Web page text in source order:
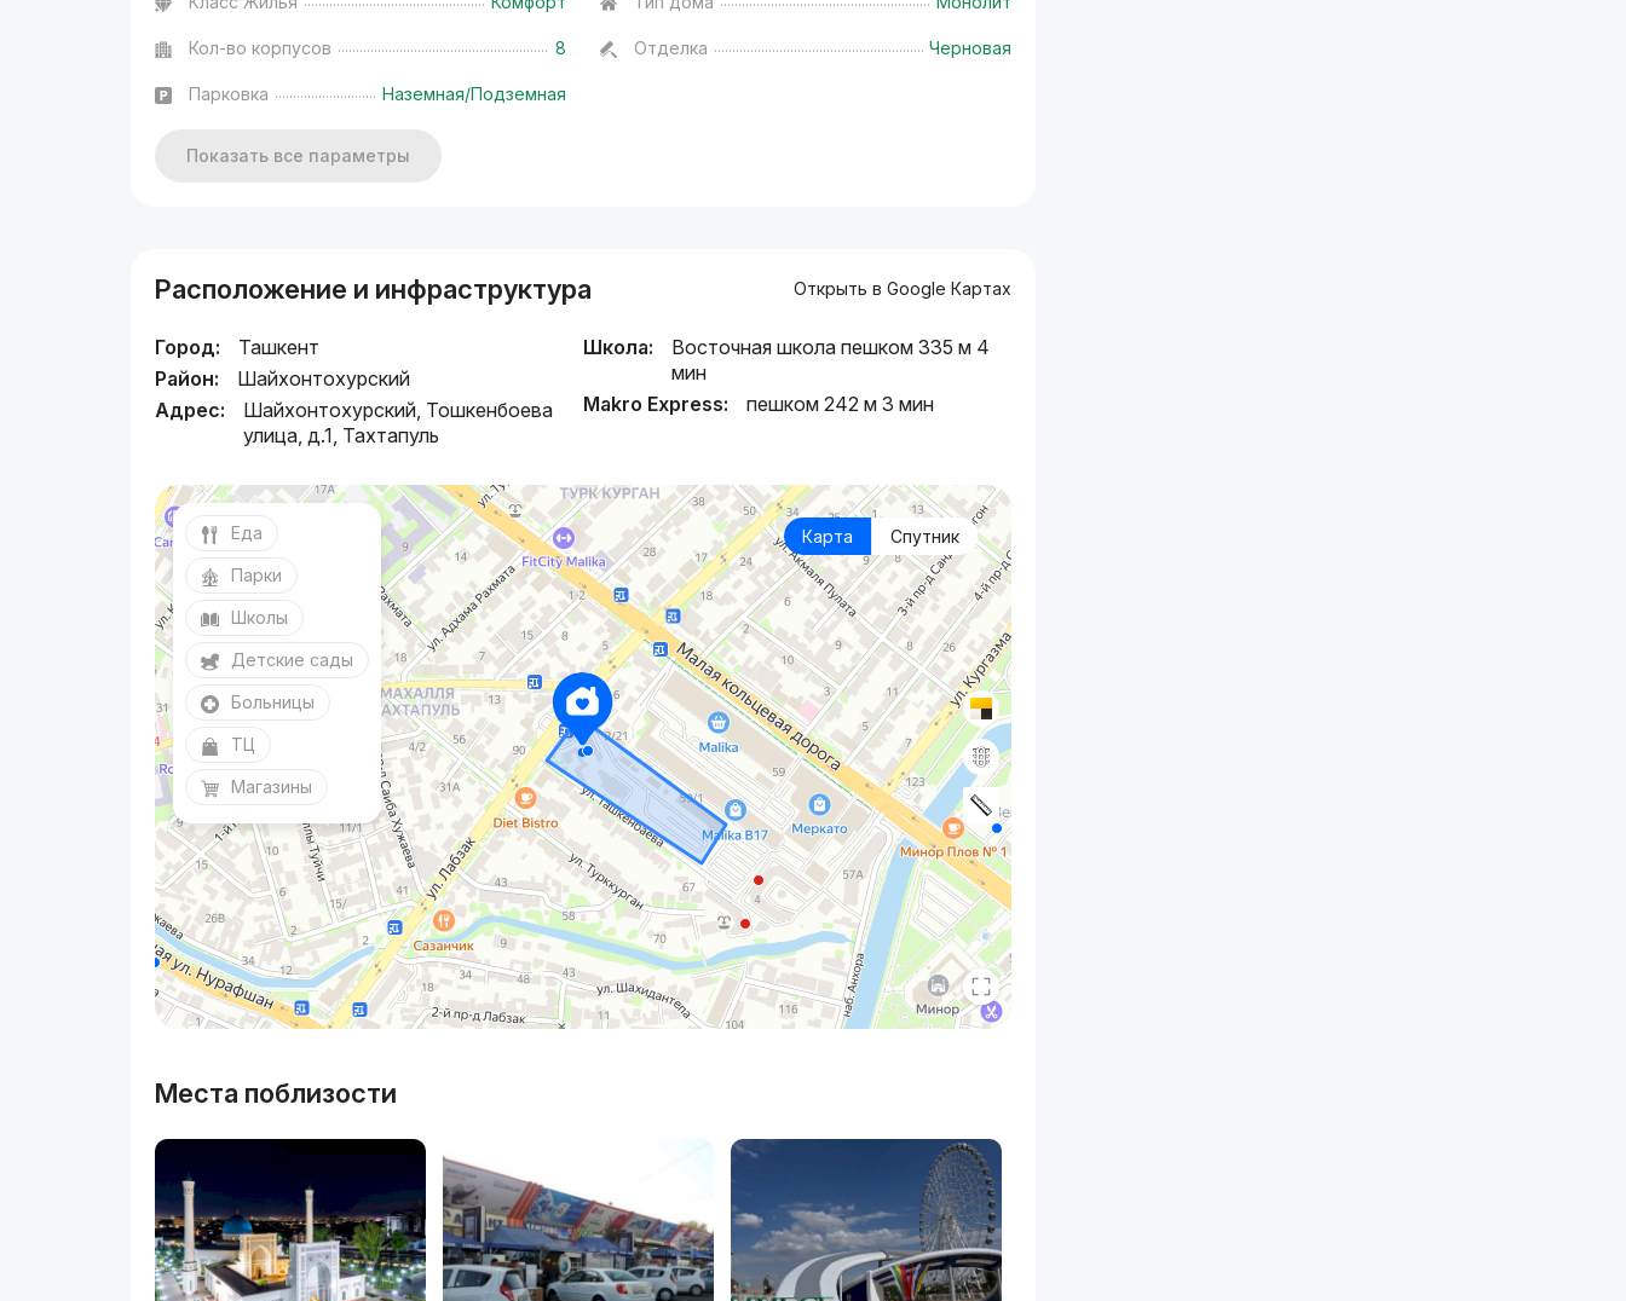
Кол-во корпусов 8 Отделка Черновая
Парковка Наземная/Подземная
Показать все параметры
Расположение и инфраструктура Открыть в Google Картах
Город:
Ташкент
Район:
Шайхонтохурский
Адрес:
Шайхонтохурский, Тошкенбоева
улица, д.1, Тахтапуль
Школа:
Восточная школа пешком 335 м 4
мин
Makro Express:
пешком 242 м 3 мин
Карта Спутник
Еда
Парки
Школы
Детские сады
Больницы
ТЦ
Магазины
Места поблизости